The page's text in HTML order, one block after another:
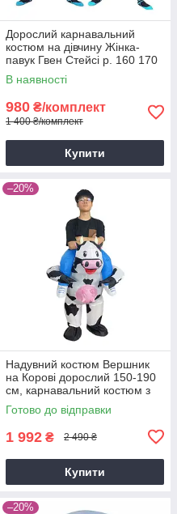
Дорослий карнавальний
костюм на дівчину Жінка-
павук Гвен Стейсі р. 160 170
180 190
В наявності
980 ₴/комплект
1 400 ₴/комплект
Купити
–20%
Надувний костюм Вершник
на Корові дорослий 150-190
см, карнавальний костюм з
компресором, смішний
костюм для вечірок та
Готово до відправки
1 992 ₴ 2 490 ₴
Купити
–20%